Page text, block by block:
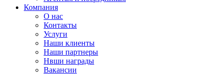
Компания
О нас
Контакты
Услуги
Наши клиенты
Наши партнеры
Нвши награды
Вакансии